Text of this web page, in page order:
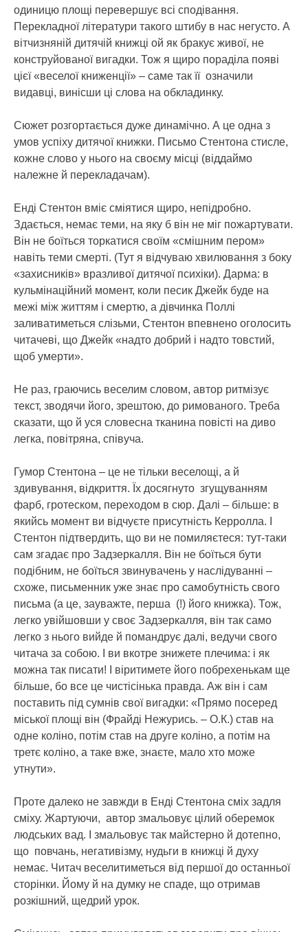
одиницю площі перевершує всі сподівання.
Перекладної літератури такого штибу в нас негусто. А
вітчизняній дитячій книжці ой як бракує живої, не
конструйованої вигадки. Тож я щиро пораділа появі
цієї «веселої книженції» – саме так її означили
видавці, винісши ці слова на обкладинку.
Сюжет розгортається дуже динамічно. А це одна з
умов успіху дитячої книжки. Письмо Стентона стисле,
кожне слово у нього на своєму місці (віддаймо
належне й перекладачам).
Енді Стентон вміє сміятися щиро, непідробно.
Здається, немає теми, на яку б він не міг пожартувати.
Він не боїться торкатися своїм «смішним пером»
навіть теми смерті. (Тут я відчуваю хвилювання з боку
«захисників» вразливої дитячої психіки). Дарма: в
кульмінаційний момент, коли песик Джейк буде на
межі між життям і смертю, а дівчинка Поллі
заливатиметься слізьми, Стентон впевнено оголосить
читачеві, що Джейк «надто добрий і надто товстий,
щоб умерти».
Не раз, граючись веселим словом, автор ритмізує
текст, зводячи його, зрештою, до римованого. Треба
сказати, що й уся словесна тканина повісті на диво
легка, повітряна, співуча.
Гумор Стентона – це не тільки веселощі, а й
здивування, відкриття. Їх досягнуто згущуванням
фарб, гротеском, переходом в сюр. Далі – більше: в
якийсь момент ви відчуєте присутність Керролла. І
Стентон підтвердить, що ви не помиляєтеся: тут-таки
сам згадає про Задзеркалля. Він не боїться бути
подібним, не боїться звинувачень у наслідуванні –
схоже, письменник уже знає про самобутність свого
письма (а це, зауважте, перша (!) його книжка). Тож,
легко увійшовши у своє Задзеркалля, він так само
легко з нього вийде й помандрує далі, ведучи свого
читача за собою. І ви вкотре знижете плечима: і як
можна так писати! І віритимете його побрехенькам ще
більше, бо все це чистісінька правда. Аж він і сам
поставить під сумнів свої вигадки: «Прямо посеред
міської площі він (Фрайді Нежурись. – О.К.) став на
одне коліно, потім став на друге коліно, а потім на
третє коліно, а таке вже, знаєте, мало хто може
утнути».
Проте далеко не завжди в Енді Стентона сміх задля
сміху. Жартуючи, автор змальовує цілий оберемок
людських вад. І змальовує так майстерно й дотепно,
що повчань, негативізму, нудьги в книжці й духу
немає. Читач веселитиметься від першої до останньої
сторінки. Йому й на думку не спаде, що отримав
розкішний, щедрий урок.